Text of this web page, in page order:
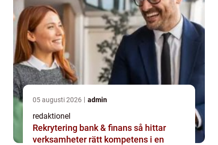
05 augusti 2026 admin
redaktionel
Rekrytering bank & finans så hittar
verksamheter rätt kompetens i en